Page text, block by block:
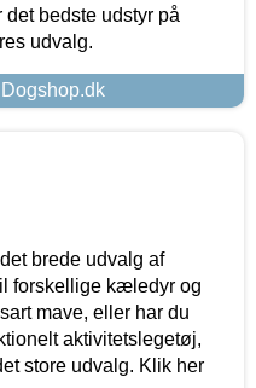
bedste udstyr på
udvalg.
brede udvalg af
forskellige kæledyr og
mave, eller har du
aktivitetslegetøj,
store udvalg. Klik her